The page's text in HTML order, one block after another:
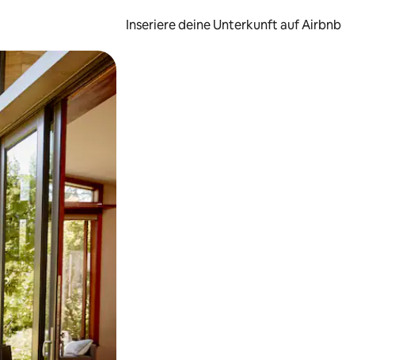
Inseriere deine Unterkunft auf Airbnb
durch Berühren oder Wischgesten.